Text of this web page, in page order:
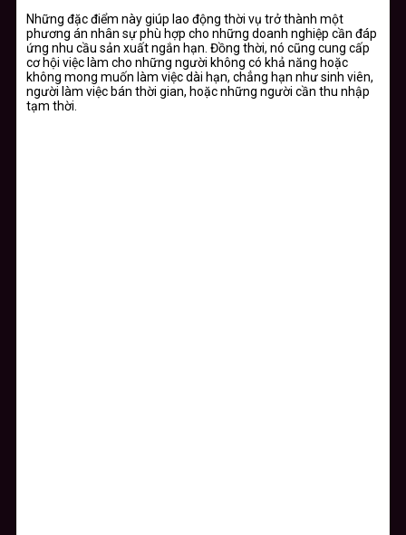
Những đặc điểm này giúp lao động thời vụ trở thành một
phương án nhân sự phù hợp cho những doanh nghiệp cần đáp
ứng nhu cầu sản xuất ngắn hạn. Đồng thời, nó cũng cung cấp
cơ hội việc làm cho những người không có khả năng hoặc
không mong muốn làm việc dài hạn, chẳng hạn như sinh viên,
người làm việc bán thời gian, hoặc những người cần thu nhập
tạm thời.